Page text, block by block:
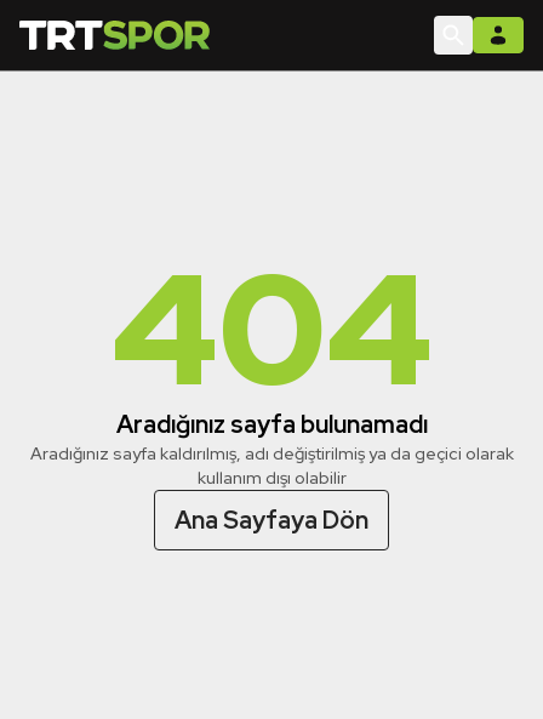
404
Aradığınız sayfa bulunamadı
Aradığınız sayfa kaldırılmış, adı değiştirilmiş ya da geçici olarak
kullanım dışı olabilir
Ana Sayfaya Dön